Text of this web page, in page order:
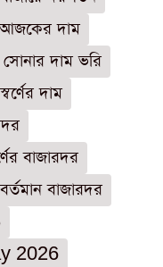
দাম
দাম ভরি
দাম
বাজারদর
বাজারদর
2026